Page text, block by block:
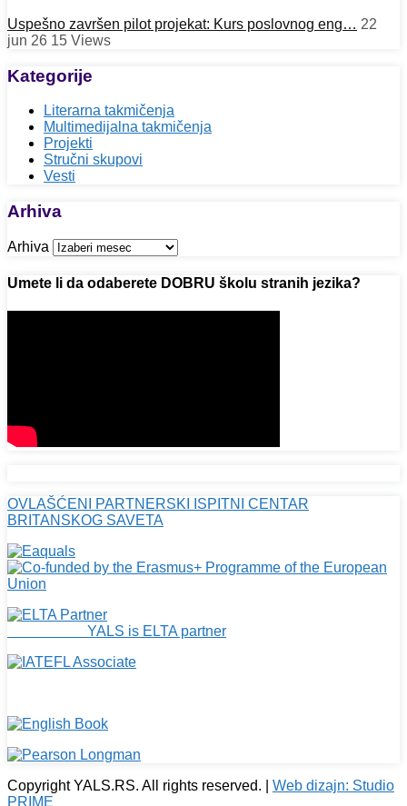
Uspešno završen pilot projekat: Kurs poslovnog eng… 22
jun 26 15 Views
Kategorije
Literarna takmičenja
Multimedijalna takmičenja
Projekti
Stručni skupovi
Vesti
Arhiva
Arhiva
Umete li da odaberete DOBRU školu stranih jezika?
OVLAŠĆENI PARTNERSKI ISPITNI CENTAR
BRITANSKOG SAVETA
YALS is ELTA partner
Copyright YALS.RS. All rights reserved. | Web dizajn: Studio
PRIME